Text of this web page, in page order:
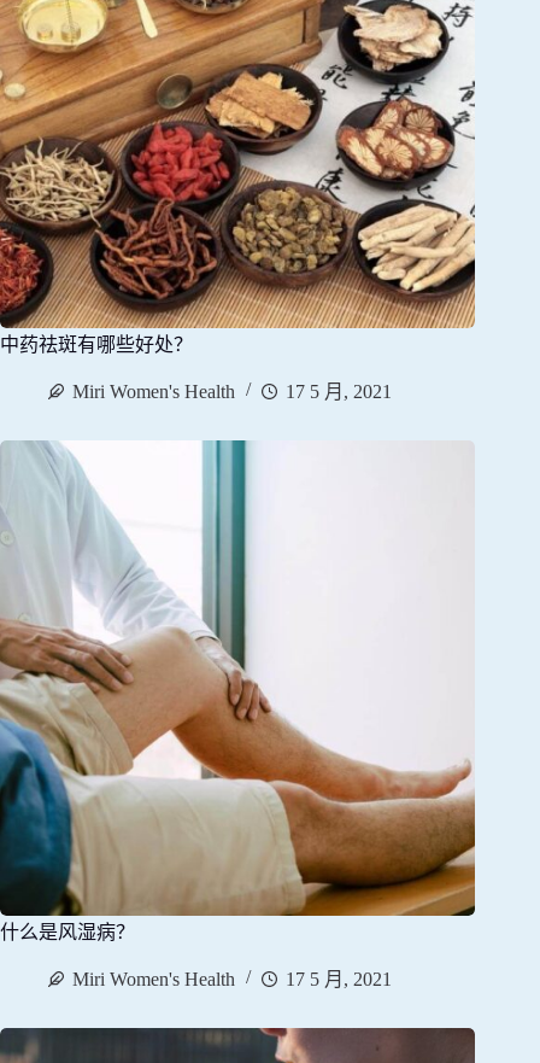
中药祛斑有哪些好处？
Miri Women's Health 17 5 月, 2021
什么是风湿病？
Miri Women's Health 17 5 月, 2021